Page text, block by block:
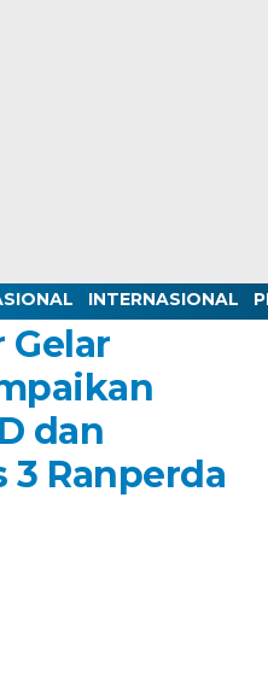
INTERNASIONAL
Gelar
dan
3 Ranperda